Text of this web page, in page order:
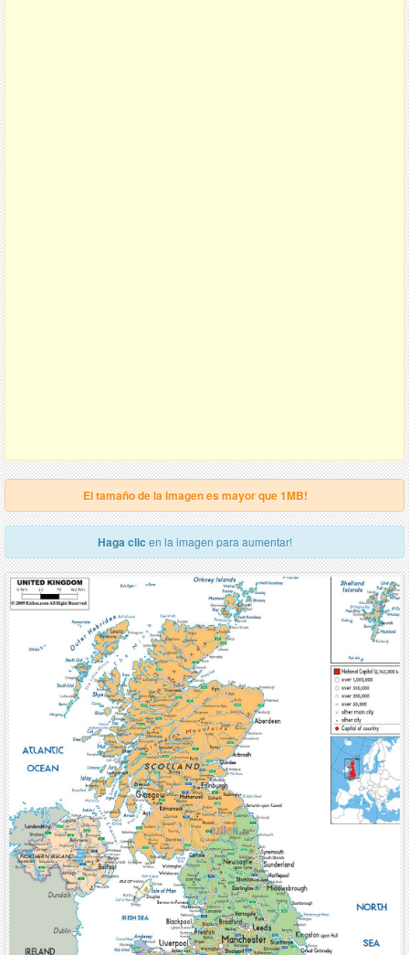
El tamaño de la imagen es mayor que 1MB!
Haga clic en la imagen para aumentar!